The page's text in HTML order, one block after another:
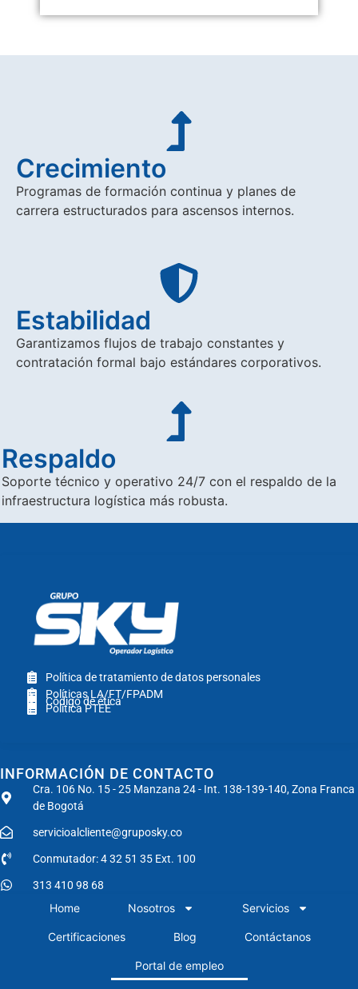
Crecimiento
Programas de formación continua y planes de
carrera estructurados para ascensos internos.
Estabilidad
Garantizamos flujos de trabajo constantes y
contratación formal bajo estándares corporativos.
Respaldo
Soporte técnico y operativo 24/7 con el respaldo de la
infraestructura logística más robusta.
Política de tratamiento de datos personales
Políticas LA/FT/FPADM
Código de ética
Política PTEE
INFORMACIÓN DE CONTACTO
Cra. 106 No. 15 - 25 Manzana 24 - Int. 138-139-140, Zona Franca
de Bogotá
servicioalcliente@gruposky.co
Conmutador: 4 32 51 35 Ext. 100
313 410 98 68
Home Nosotros Servicios
Certificaciones Blog Contáctanos
Portal de empleo